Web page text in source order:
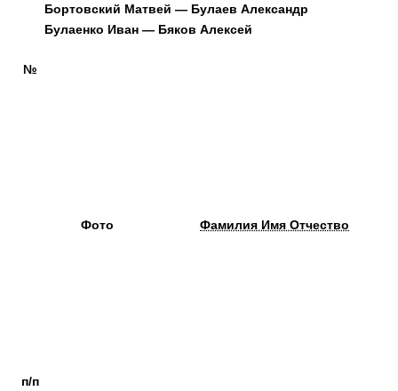
Бортовский Матвей — Булаев Александр
Булаенко Иван — Бяков Алексей
№
п/п
Фото Фамилия Имя Отчество